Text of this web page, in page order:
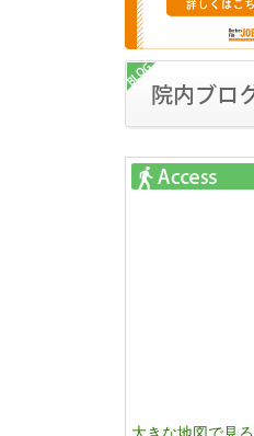
大きな地図で見る